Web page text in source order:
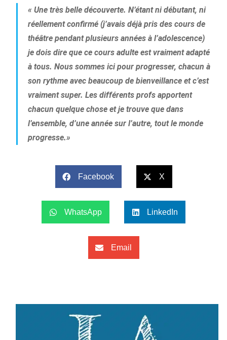
« Une très belle découverte. N’étant ni débutant, ni
réellement confirmé (j’avais déjà pris des cours de
théâtre pendant plusieurs années à l’adolescence)
je dois dire que ce cours adulte est vraiment adapté
à tous. Nous sommes ici pour progresser, chacun à
son rythme avec beaucoup de bienveillance et c’est
vraiment super. Les différents profs apportent
chacun quelque chose et je trouve que dans
l’ensemble, d’une année sur l’autre, tout le monde
progresse.»
Facebook X
WhatsApp LinkedIn
Email